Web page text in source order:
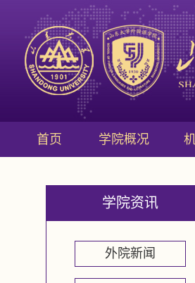
首页 学院概况
学院资讯
外院新闻